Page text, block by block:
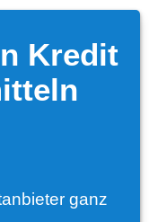
Kredit
ganz